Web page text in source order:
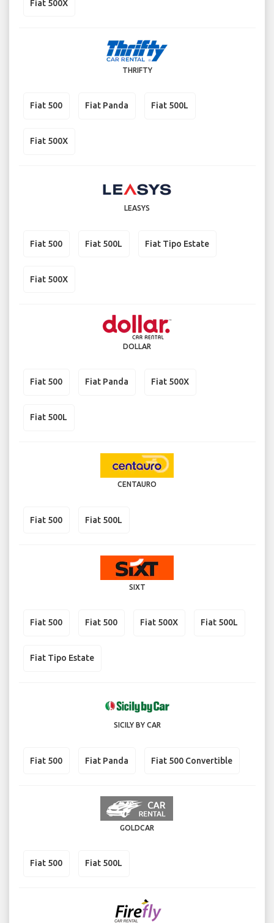
Fiat 500X
THRIFTY
Fiat 500 Fiat Panda Fiat 500L
Fiat 500X
LEASYS
Fiat 500 Fiat 500L Fiat Tipo Estate
Fiat 500X
DOLLAR
Fiat 500 Fiat Panda Fiat 500X
Fiat 500L
CENTAURO
Fiat 500 Fiat 500L
SIXT
Fiat 500 Fiat 500 Fiat 500X Fiat 500L
Fiat Tipo Estate
SICILY BY CAR
Fiat 500 Fiat Panda Fiat 500 Convertible
GOLDCAR
Fiat 500 Fiat 500L